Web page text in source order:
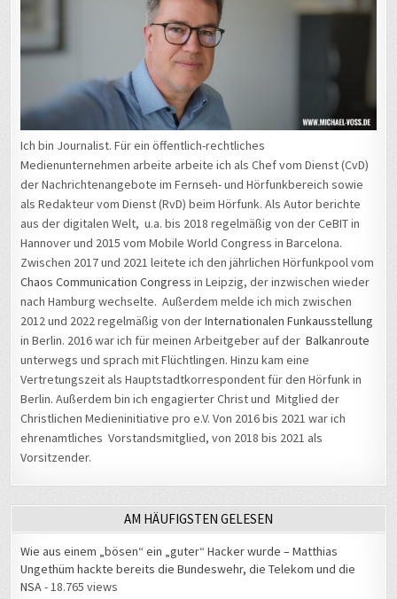
Ich bin Journalist. Für ein öffentlich-rechtliches
Medienunternehmen arbeite arbeite ich als Chef vom Dienst (CvD)
der Nachrichtenangebote im Fernseh- und Hörfunkbereich sowie
als Redakteur vom Dienst (RvD) beim Hörfunk. Als Autor berichte
aus der digitalen Welt, u.a. bis 2018 regelmäßig von der CeBIT in
Hannover und 2015 vom Mobile World Congress in Barcelona.
Zwischen 2017 und 2021 leitete ich den jährlichen Hörfunkpool vom
Chaos Communication Congress in Leipzig, der inzwischen wieder
nach Hamburg wechselte. Außerdem melde ich mich zwischen
2012 und 2022 regelmäßig von derInternationalen Funkausstellung
in Berlin. 2016 war ich für meinen Arbeitgeber auf derBalkanroute
unterwegs und sprach mit Flüchtlingen. Hinzu kam eine
Vertretungszeit als Hauptstadtkorrespondent für den Hörfunk in
Berlin. Außerdem bin ich engagierter Christ und Mitglied der
Christlichen Medieninitiative pro e.V. Von 2016 bis 2021 war ich
ehrenamtliches Vorstandsmitglied, von 2018 bis 2021 als
Vorsitzender.
AM HÄUFIGSTEN GELESEN
Wie aus einem „bösen“ ein „guter“ Hacker wurde – Matthias
Ungethüm hackte bereits die Bundeswehr, die Telekom und die
NSA- 18.765 views